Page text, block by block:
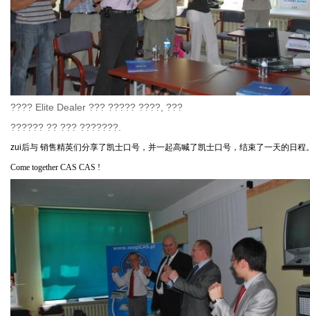
???? Elite Dealer ??? ????? ????, ???
?????? ?? ??? ???????.
zui后与 销售精英们分享了凯士口号，并一起高喊了凯士口号，结束了一天的日程
Come together CAS CAS !